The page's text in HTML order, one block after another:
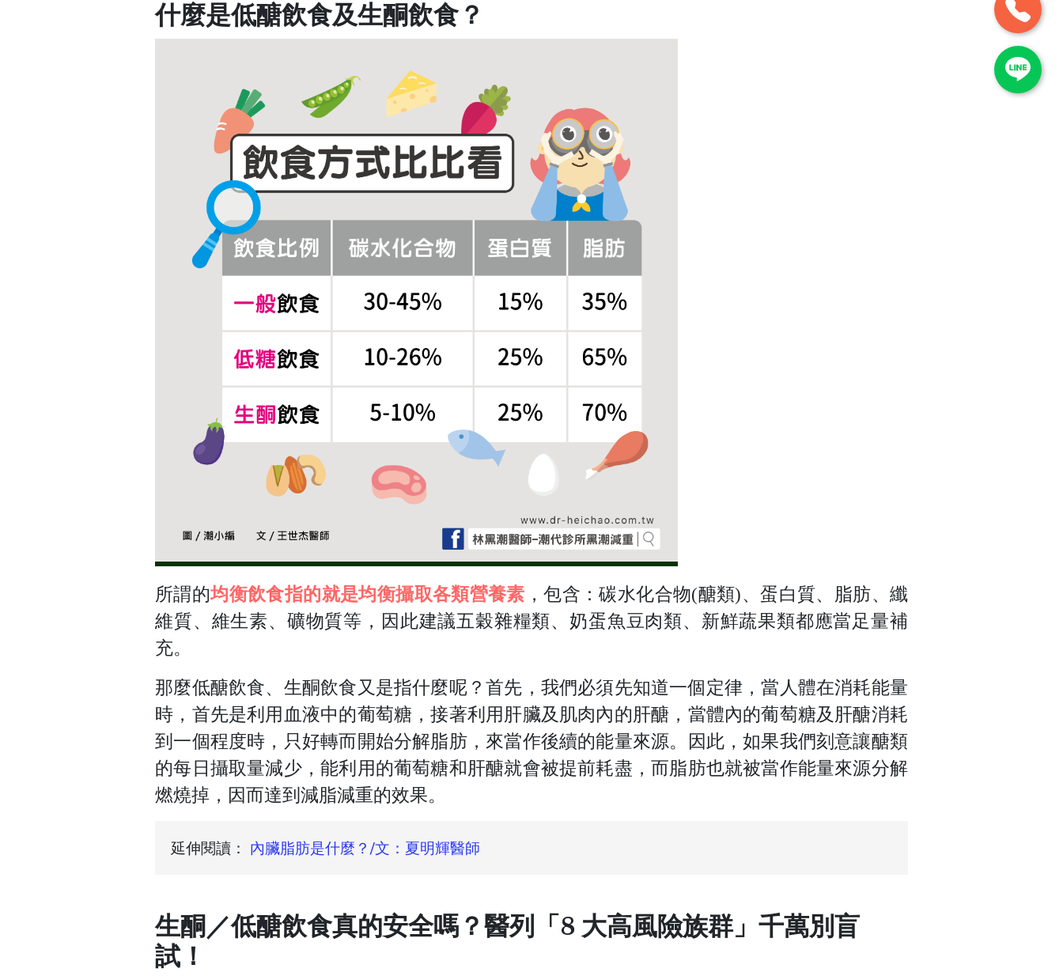
什麼是低醣飲食及生酮飲食？
所謂的均衡飲食指的就是均衡攝取各類營養素 ，包含：碳水化合物(醣類)、蛋白質、脂肪、纖
維質、維生素、礦物質等， 因此建議五穀雜糧類、奶蛋魚豆肉類、新鮮蔬果類都應當足量補
充。
那麼低醣飲食、生酮飲食又是指什麼呢？首先，我們必須先知道一個定律，當人體在消耗能量
時，首先是利用血液中的葡萄糖，接著利用肝臟及肌肉內的肝醣， 當體內的葡萄糖及肝醣消耗
到一個程度時，只好轉而開始分解脂肪，來當作後續的能量來源。
因此，如果我們刻意讓醣類
的每日攝取量減少，能利用的葡萄糖和肝醣就會被提前耗盡，而脂肪也就被當作能量來源分解
燃燒掉，因而達到減脂減重的效果。
延伸閱讀： 內臟脂肪是什麼？/文：夏明輝醫師
生酮／低醣飲食真的安全嗎？醫列「8 大高風險族群」千萬別盲
試！